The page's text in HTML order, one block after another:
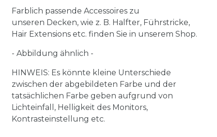
Farblich passende Accessoires zu
unseren Decken, wie z. B. Halfter, Führstricke,
Hair Extensions etc. finden Sie in unserem Shop.
- Abbildung ähnlich -
HINWEIS: Es könnte kleine Unterschiede
zwischen der abgebildeten Farbe und der
tatsächlichen Farbe geben aufgrund von
Lichteinfall, Helligkeit des Monitors,
Kontrasteinstellung etc.